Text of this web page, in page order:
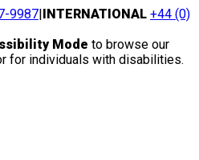
9987|INTERNATIONAL +44 (0)
Mode to browse our
for individuals with disabilities.